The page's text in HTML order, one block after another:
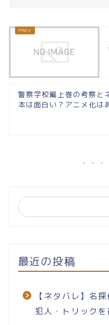
警察学校編上巻の考察と
本は面白い？アニメ化は
最近の投稿
【ネタバレ】名
犯人・トリックを